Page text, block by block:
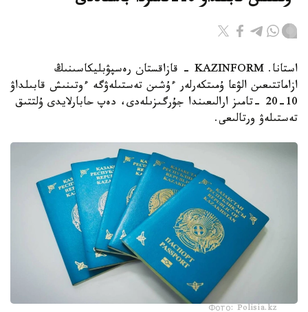
استانا. KAZINFORM - قازاقستان رەسپۋبليكاسىنىڭ
ازاماتتىعىن الۋعا ۇمىتكەرلەر ءۇشىن تەستىلەۋگە ءوتىنىش قابىلداۋ
10-20 -تامىز ارالىعىندا جۇرگىزىلەدى، دەپ حابارلايدى ۇلتتىق
تەستىلەۋ ورتالىعى.
Фото: Polisia.kz